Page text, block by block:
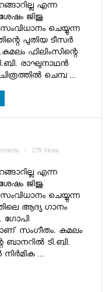
എന്ന
ജിജു
ചെയ്യുന്ന
പുതിയ ടീസര്‍
ഫിലിംസിന്റെ
രാഘുനാഥന്‍
ചെമ്പ ...
| 278 Views
എന്ന
ജിജു
ചെയ്യുന്ന
ആദ്യ ഗാനം
ഗോപി
സംഗീതം. കമലം
ബാനറില്‍ ടി.ബി.
...